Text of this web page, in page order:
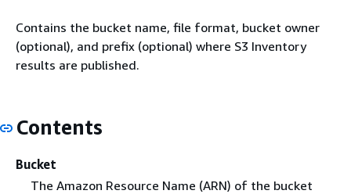
Contains the bucket name, file format, bucket owner
(optional), and prefix (optional) where S3 Inventory
results are published.
Contents
Bucket
The Amazon Resource Name (ARN) of the bucket